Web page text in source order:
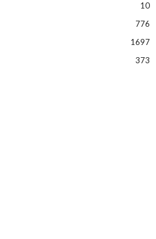
10
776
1697
373